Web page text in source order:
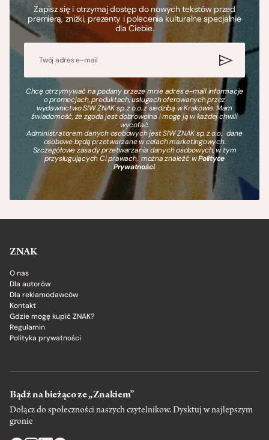
Zapisz się i otrzymaj dostęp do nowych tekstów przed
premierą, zniżki, prezenty i polecenia kulturalne specjalnie
dla Ciebie.
Chcę otrzymywać na podany przeze mnie adres e-mail informacje
o promocjach, produktach, usługach oferowanych przez
wydawnictwo SIW ZNAK sp. z o.o. z siedzibą w Krakowie. Mam
świadomość, że zgoda jest dobrowolna i mogę ją w każdej chwili
wycofać.
Administratorem danych osobowych jest SIW ZNAK sp. z o.o., dane
osobowe będą przetwarzane w celach marketingowych.
Szczegółowe zasady przetwarzania danych osobowych, w tym
przysługujących Ci prawach, można znaleźć wPolityce
Prywatności.
ZNAK
O nas
Dla autorów
Dla reklamodawców
Kontakt
Gdzie mogę kupić ZNAK?
Regulamin
Polityka prywatności
Bądź na bieżąco ze „Znakiem”
Dołącz do społeczności naszych czytelnikow. Dysktuj w najlepszym
gronie